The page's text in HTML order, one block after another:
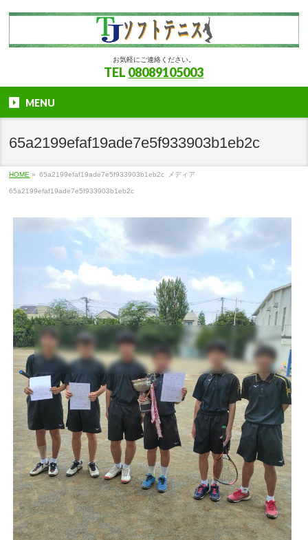
お気軽にご連絡ください。
TEL 08089105003
MENU
65a2199efaf19ade7e5f933903b1eb2c
HOME » 65a2199efaf19ade7e5f933903b1eb2c メディア
65a2199efaf19ade7e5f933903b1eb2c